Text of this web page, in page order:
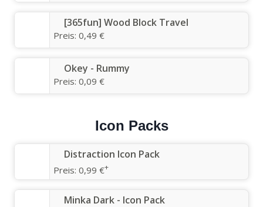
[365fun] Wood Block Travel
Preis: 0,49 €
Okey - Rummy
Preis: 0,09 €
Icon Packs
Distraction Icon Pack
Preis: 0,99 €+
Minka Dark - Icon Pack